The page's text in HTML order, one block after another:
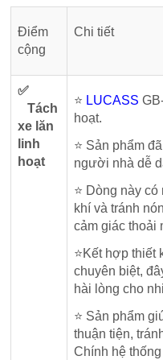
Điểm
cộng
Chi tiết
✅
Tách
xe lăn
linh
hoạt
⭐ LUCASS
hoạt.
⭐ Sản phẩm
người nhà dễ
⭐ Dòng này
khí và tránh
cảm giác thoải
⭐Kết hợp thiết
chuyên biệt,
hài lòng cho
⭐ Sản phẩm
thuận tiện,
Chính hệ